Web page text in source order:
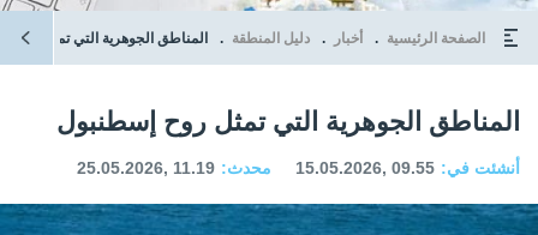
الصفحة الرئيسية أخبار دليل المنطقة المناطق الجوهرية التي تمثل روح
المناطق الجوهرية التي تمثل روح إسطنبول
أنشئت في: 15.05.2026, 09.55 محدث: 25.05.2026, 11.19